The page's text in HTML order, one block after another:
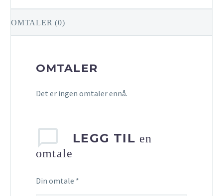
OMTALER (0)
OMTALER
Det er ingen omtaler ennå.
LEGG TIL en
omtale
Din omtale *